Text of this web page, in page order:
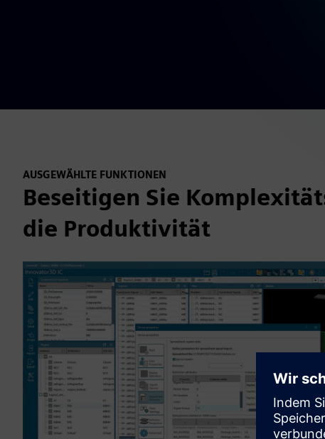
AUSGEWÄHLTE FUNKTIONEN
Beseitigen Sie
die Produktivität